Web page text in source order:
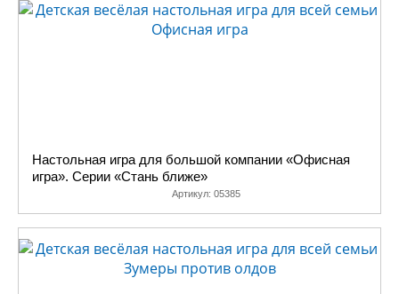
Настольная игра для большой компании «Офисная
игра». Серии «Стань ближе»
Артикул: 05385